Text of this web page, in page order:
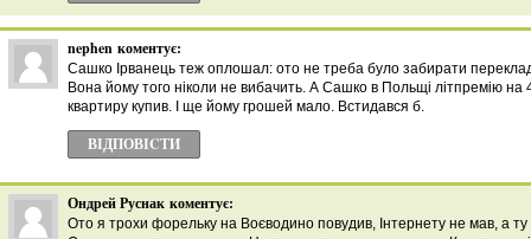
nephen коментує:
Сашко Ірванець теж оплошал: ото не треба було забирати
Вона йому того ніколи не вибачить. А Сашко в Польщі літпремію
квартиру купив. І ще йому грошей мало. Встидався б.
ВІДПОВІCТИ
Ондрей Руснак коментує:
Ото я трохи форельку на Воєводино повудив, Інтернету не мав, а ту